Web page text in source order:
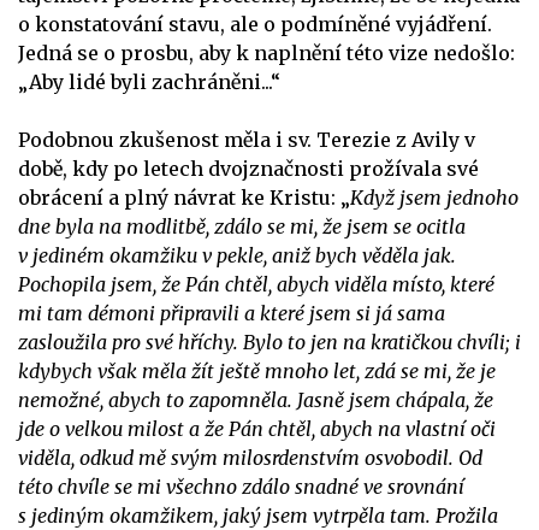
o konstatování stavu, ale o podmíněné vyjádření.
Jedná se o prosbu, aby k naplnění této vize nedošlo:
„Aby lidé byli zachráněni...“
Podobnou zkušenost měla i sv. Terezie z Avily v
době, kdy po letech dvojznačnosti prožívala své
obrácení a plný návrat ke Kristu: „Když jsem jednoho
dne byla na modlitbě, zdálo se mi, že jsem se ocitla
v jediném okamžiku v pekle, aniž bych věděla jak.
Pochopila jsem, že Pán chtěl, abych viděla místo, které
mi tam démoni připravili a které jsem si já sama
zasloužila pro své hříchy. Bylo to jen na kratičkou chvíli; i
kdybych však měla žít ještě mnoho let, zdá se mi, že je
nemožné, abych to zapomněla. Jasně jsem chápala, že
jde o velkou milost a že Pán chtěl, abych na vlastní oči
viděla, odkud mě svým milosrdenstvím osvobodil. Od
této chvíle se mi všechno zdálo snadné ve srovnání
s jediným okamžikem, jaký jsem vytrpěla tam. Prožila